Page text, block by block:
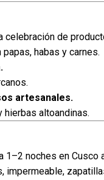
celebración de
papas, habas y carnes.
artesanales.
hierbas altoandinas.
1–2 noches en Cusco
impermeable,